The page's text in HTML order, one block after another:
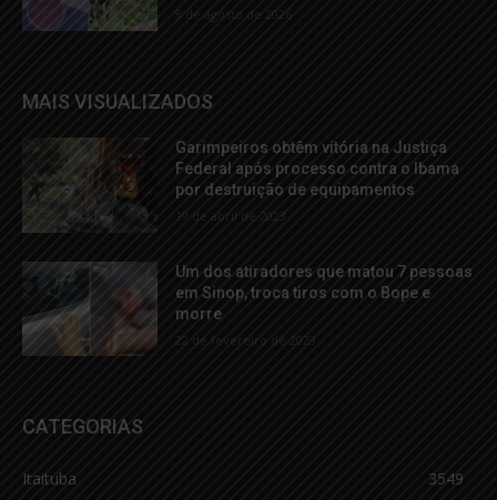
8 de agosto de 2026
MAIS VISUALIZADOS
Garimpeiros obtêm vitória na Justiça
Federal após processo contra o Ibama
por destruição de equipamentos
19 de abril de 2023
Um dos atiradores que matou 7 pessoas
em Sinop, troca tiros com o Bope e
morre
22 de fevereiro de 2023
CATEGORIAS
Itaituba
3549